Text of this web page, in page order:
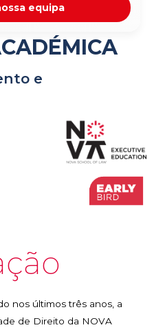
equipa
e
nos últimos três anos, a
de Direito da NOVA